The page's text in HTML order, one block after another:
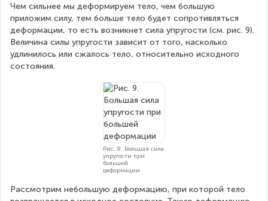
Чем сильнее мы деформируем тело, чем большую
приложим силу, тем больше тело будет сопротивляться
деформации, то есть возникнет сила упругости (см. рис. 9).
Величина силы упругости зависит от того, насколько
удлинилось или сжалось тело, относительно исходного
состояния.
Рис. 9. Большая сила
упругости при
большей
деформации
Рассмотрим небольшую деформацию, при которой тело